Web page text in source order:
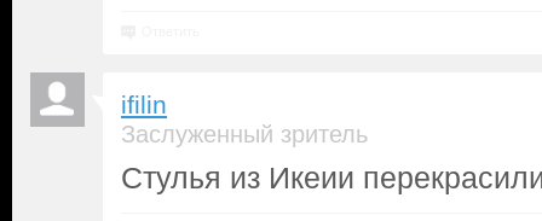
ifilin
Заслуженный зритель
Cтулья из Икеии